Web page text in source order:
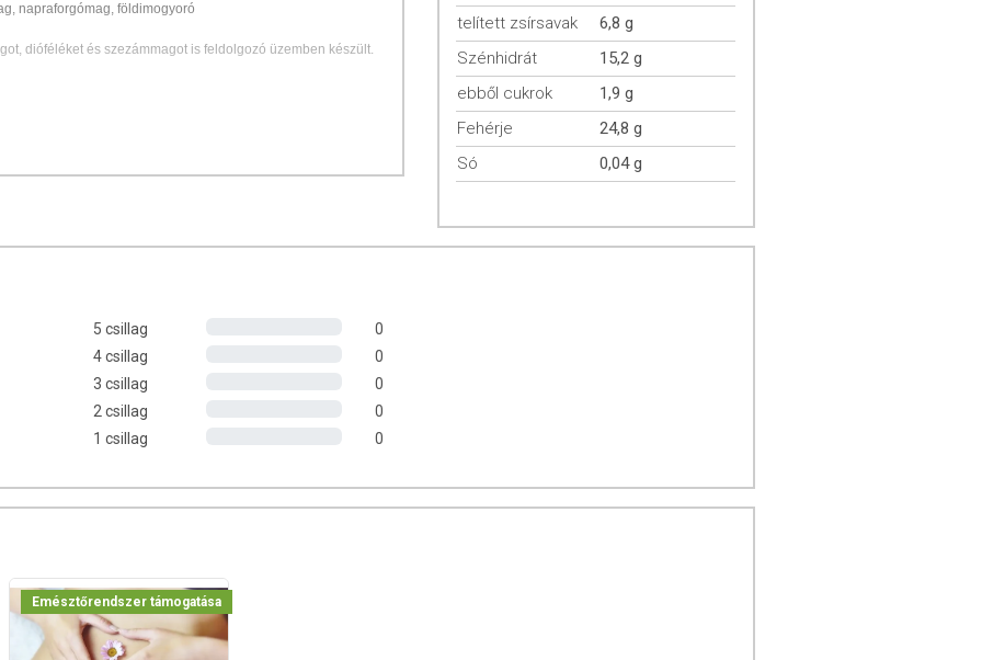
napraforgómag, földimogyoró
dióféléket és szezámmagot is feldolgozó üzemben készült.
Kft.
ennek ellenére a webshopon szereplő adatok (beleértve a
információkat is) csak tájékoztató jellegűek, a tényleges
telített zsírsavak
6,8 g
Szénhidrát
15,2 g
ebből cukrok
1,9 g
Fehérje
24,8 g
Só
0,04 g
5 csillag
0
4 csillag
0
3 csillag
0
2 csillag
0
1 csillag
0
Emésztőrendszer támogatása